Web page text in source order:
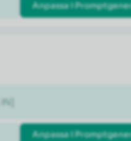
Anpassa i
Anpassa i